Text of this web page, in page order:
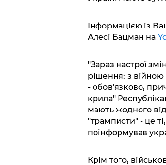
Інформацією із
Алесі Бацман на
"Зараз настрої
рішення: з війною
- обов'язково,
крила"
мають жодного
"трамписти" - це
поінформував
Крім того,